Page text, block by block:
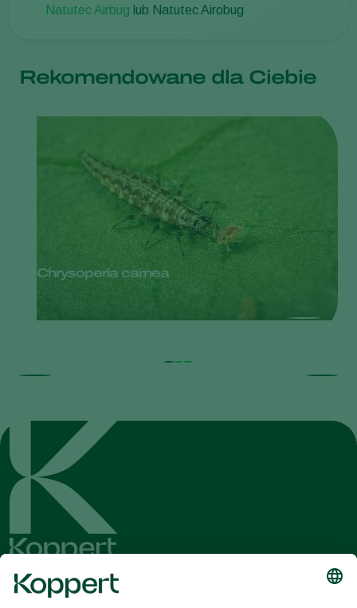
Natutec Airbug lub Natutec Airobug
Rekomendowane dla Ciebie
Chrysoperla carnea